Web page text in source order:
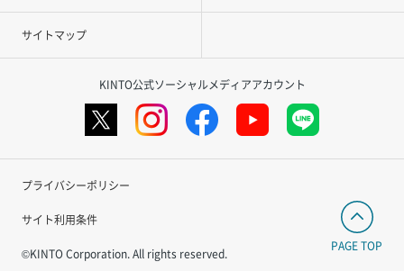
サイトマップ
KINTO公式ソーシャルメディアアカウント
プライバシーポリシー
サイト利用条件
©KINTO Corporation. All rights reserved.
PAGE TOP